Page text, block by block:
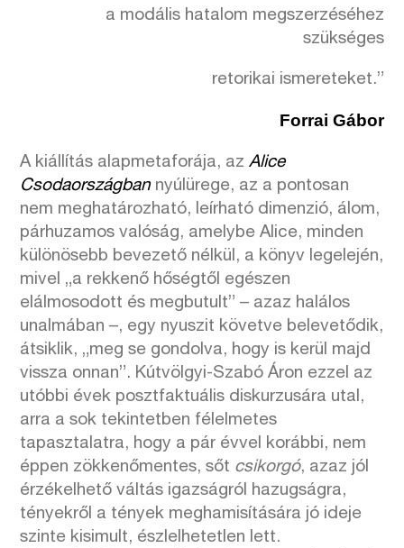
a modális hatalom megszerzéséhez
szükséges
retorikai ismereteket.”
Forrai Gábor
A kiállítás alapmetaforája, azAlice
Csodaországbannyúlürege, az a pontosan
nem meghatározható, leírható dimenzió, álom,
párhuzamos valóság, amelybe Alice, minden
különösebb bevezető nélkül, a könyv legelején,
mivel „a rekkenő hőségtől egészen
elálmosodott és megbutult” – azaz halálos
unalmában –, egy nyuszit követve belevetődik,
átsiklik, „meg se gondolva, hogy is kerül majd
vissza onnan”. Kútvölgyi-Szabó Áron ezzel az
utóbbi évek posztfaktuális diskurzusára utal,
arra a sok tekintetben félelmetes
tapasztalatra, hogy a pár évvel korábbi, nem
éppen zökkenőmentes, sőt csikorgó, azaz jól
érzékelhető váltás igazságról hazugságra,
tényekről a tények meghamisítására jó ideje
szinte kisimult, észlelhetetlen lett.